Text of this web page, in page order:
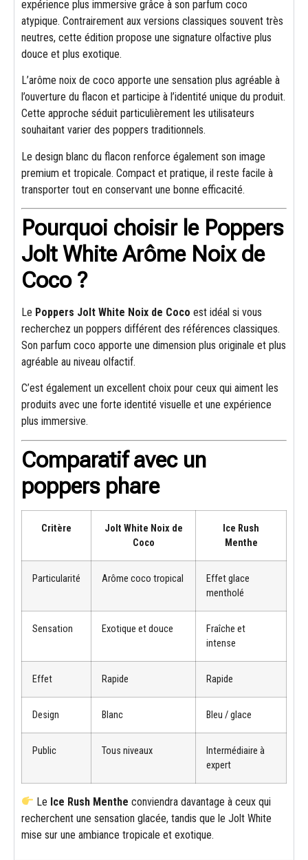
expérience plus immersive grâce à son parfum coco
atypique. Contrairement aux versions classiques souvent très
neutres, cette édition propose une signature olfactive plus
douce et plus exotique.
L’arôme noix de coco apporte une sensation plus agréable à
l’ouverture du flacon et participe à l’identité unique du produit.
Cette approche séduit particulièrement les utilisateurs
souhaitant varier des poppers traditionnels.
Le design blanc du flacon renforce également son image
premium et tropicale. Compact et pratique, il reste facile à
transporter tout en conservant une bonne efficacité.
Pourquoi choisir le Poppers
Jolt White Arôme Noix de
Coco ?
Le Poppers Jolt White Noix de Coco est idéal si vous
recherchez un poppers différent des références classiques.
Son parfum coco apporte une dimension plus originale et plus
agréable au niveau olfactif.
C’est également un excellent choix pour ceux qui aiment les
produits avec une forte identité visuelle et une expérience
plus immersive.
Comparatif avec un
poppers phare
Critère
Jolt White Noix de
Coco
Ice Rush
Menthe
Particularité Arôme coco tropical
Effet glace
mentholé
Sensation Exotique et douce
Fraîche et
intense
Effet Rapide Rapide
Design Blanc Bleu / glace
Public Tous niveaux
Intermédiaire à
expert
Le Ice Rush Menthe conviendra davantage à ceux qui
recherchent une sensation glacée, tandis que le Jolt White
mise sur une ambiance tropicale et exotique.